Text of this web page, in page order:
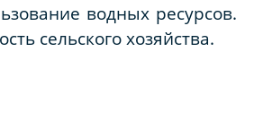
водных ресурсов.
сельского хозяйства.